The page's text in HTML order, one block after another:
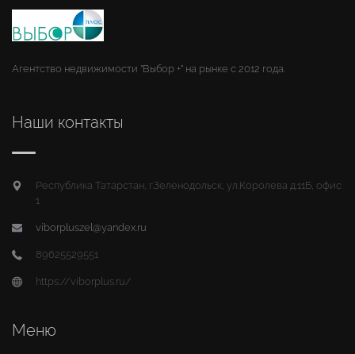
Агентство недвижимости "Выбор +" на рынке с 2012 года.
Наши контакты
Республика Татарстан, г.Зеленодольск, ул.Королева д.11Б, офис
1
viborpluszel@yandex.ru
89625529551
https://viborplus.ru/
Меню